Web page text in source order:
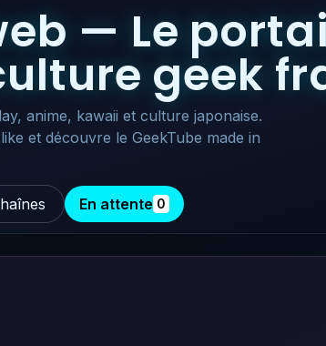
— Le
geek
anime, kawaii et culture japonaise.
et découvre le GeekTube made in
En attente 0